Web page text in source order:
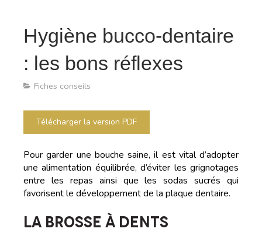
Hygiène bucco-dentaire
: les bons réflexes
Fiches conseils
Télécharger la version PDF
Pour garder une bouche saine, il est vital d’adopter
une alimentation équilibrée, d’éviter les grignotages
entre les repas ainsi que les sodas sucrés qui
favorisent le développement de la plaque dentaire.
LA BROSSE À DENTS